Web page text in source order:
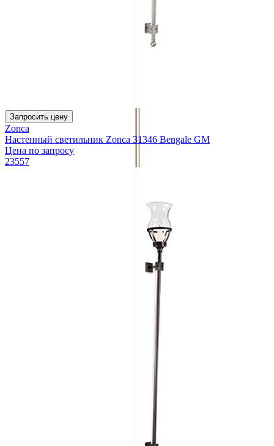
Запросить цену
Zonca
Настенный светильник Zonca 31346 Bengale GM
Цена по запросу
23557